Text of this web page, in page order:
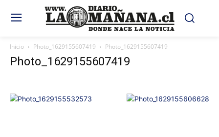
Inicio Photo_1629155607419 Photo_1629155607419
Photo_1629155607419